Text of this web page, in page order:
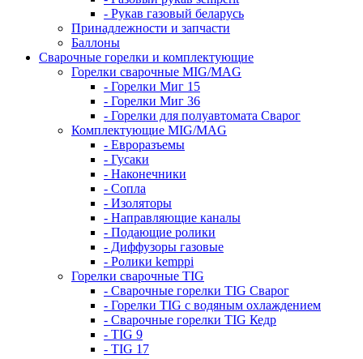
- Рукав газовый беларусь
Принадлежности и запчасти
Баллоны
Сварочные горелки и комплектующие
Горелки сварочные MIG/MAG
- Горелки Миг 15
- Горелки Миг 36
- Горелки для полуавтомата Сварог
Комплектующие MIG/MAG
- Евроразъемы
- Гусаки
- Наконечники
- Сопла
- Изоляторы
- Направляющие каналы
- Подающие ролики
- Диффузоры газовые
- Ролики kemppi
Горелки сварочные TIG
- Сварочные горелки TIG Сварог
- Горелки TIG с водяным охлаждением
- Сварочные горелки TIG Кедр
- TIG 9
- TIG 17